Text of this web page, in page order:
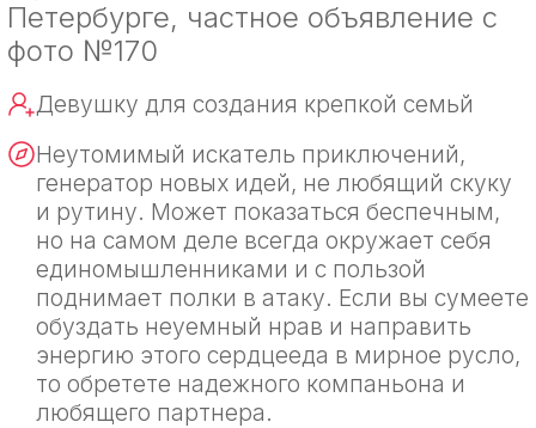
Петербурге, частное объявление с
фото №170
Девушку для создания крепкой семьй
Неутомимый искатель приключений,
генератор новых идей, не любящий скуку
и рутину. Может показаться беспечным,
но на самом деле всегда окружает себя
единомышленниками и с пользой
поднимает полки в атаку. Если вы сумеете
обуздать неуемный нрав и направить
энергию этого сердцееда в мирное русло,
то обретете надежного компаньона и
любящего партнера.